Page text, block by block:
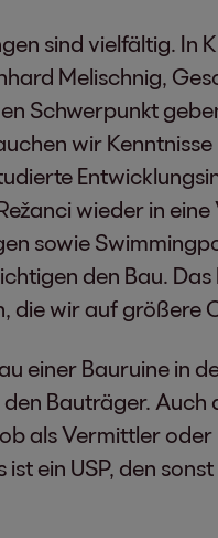
sind vielfältig. In
Melischnig,
Schwerpunkt
wir
wieder in
sowie
den Bau.
die wir auf größere
einer Bauruine in
Bauträger. Auch
als Vermittler
ein USP, den